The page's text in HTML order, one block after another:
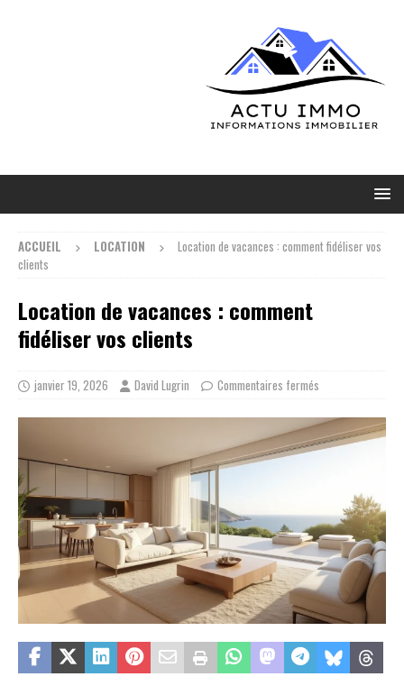
ACCUEIL LOCATION
Location de vacances : comment fidéliser vos
clients
Location de vacances : comment
fidéliser vos clients
janvier 19, 2026 David Lugrin Commentaires fermés